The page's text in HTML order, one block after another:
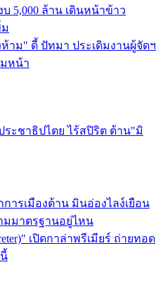
5,000 ล้าน เดินหน้าข้าว
าม" ดี้ ปัทมา ประเดิมงานผู้จัดฯ
หน้า
ะชาธิปไตย ไร้สปิริต ต้าน"มิ
รเมืองต้าน มินอ่องไลง์เยือน
มมาตรฐานอยู่ไหน
เปิดกาล่าพรีเมียร์ ถ่ายทอด